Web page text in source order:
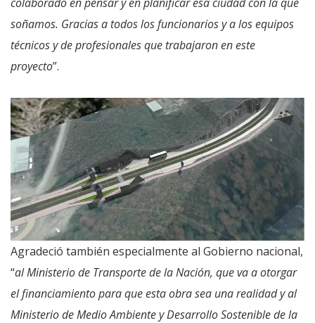
soñamos. Gracias a todos los funcionarios y a los equipos
técnicos y de profesionales que trabajaron en este
proyecto”.
Agradeció también especialmente al Gobierno nacional,
“al Ministerio de Transporte de la Nación, que va a otorgar
el financiamiento para que esta obra sea una realidad y al
Ministerio de Medio Ambiente y Desarrollo Sostenible de la